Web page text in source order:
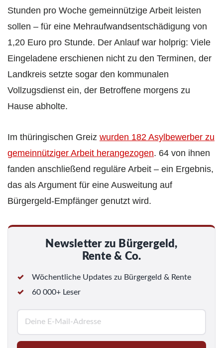
Stunden pro Woche gemeinnützige Arbeit leisten
sollen – für eine Mehraufwandsentschädigung von
1,20 Euro pro Stunde. Der Anlauf war holprig: Viele
Eingeladene erschienen nicht zu den Terminen, der
Landkreis setzte sogar den kommunalen
Vollzugsdienst ein, der Betroffene morgens zu
Hause abholte.
Im thüringischen Greiz wurden 182 Asylbewerber zu
gemeinnütziger Arbeit herangezogen. 64 von ihnen
fanden anschließend reguläre Arbeit – ein Ergebnis,
das als Argument für eine Ausweitung auf
Bürgergeld-Empfänger genutzt wird.
Newsletter zu Bürgergeld,
Rente & Co.
Wöchentliche Updates zu Bürgergeld & Rente
60 000+ Leser
M